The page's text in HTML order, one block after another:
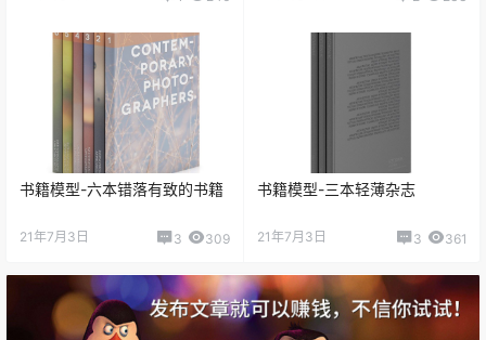
书籍模型-六本错落有致的书籍
21年7月3日 3 309
书籍模型-三本轻薄杂志
21年7月3日 3 361